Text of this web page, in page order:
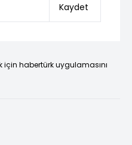
Kaydet
habertürk uygulamasını